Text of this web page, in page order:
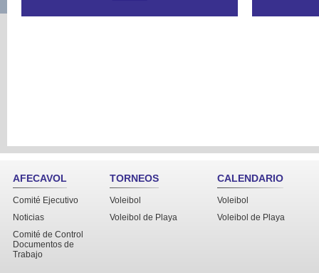
AFECAVOL
Comité Ejecutivo
Noticias
Comité de Control
Documentos de
Trabajo
TORNEOS
Voleibol
Voleibol de Playa
CALENDARIO
Voleibol
Voleibol de Playa